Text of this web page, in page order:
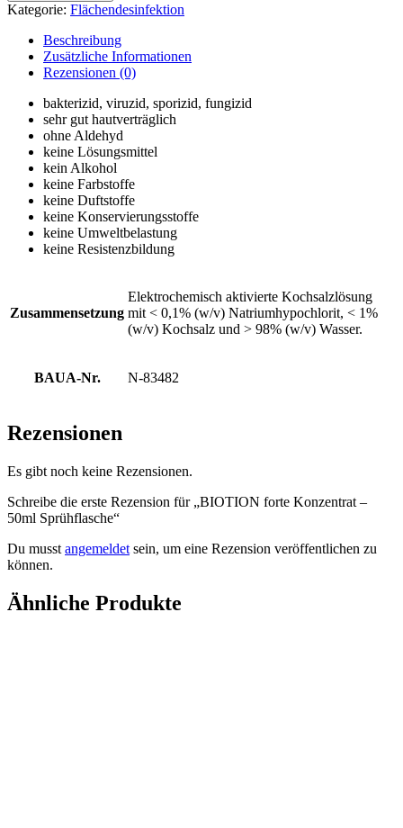
Kategorie: Flächendesinfektion
Beschreibung
Zusätzliche Informationen
Rezensionen (0)
bakterizid, viruzid, sporizid, fungizid
sehr gut hautverträglich
ohne Aldehyd
keine Lösungsmittel
kein Alkohol
keine Farbstoffe
keine Duftstoffe
keine Konservierungsstoffe
keine Umweltbelastung
keine Resistenzbildung
Zusammensetzung
Elektrochemisch aktivierte Kochsalzlösung
mit < 0,1% (w/v) Natriumhypochlorit, < 1%
(w/v) Kochsalz und > 98% (w/v) Wasser.
BAUA-Nr. N-83482
Rezensionen
Es gibt noch keine Rezensionen.
Schreibe die erste Rezension für „BIOTION forte Konzentrat –
50ml Sprühflasche“
Du musst angemeldet sein, um eine Rezension veröffentlichen zu
können.
Ähnliche Produkte